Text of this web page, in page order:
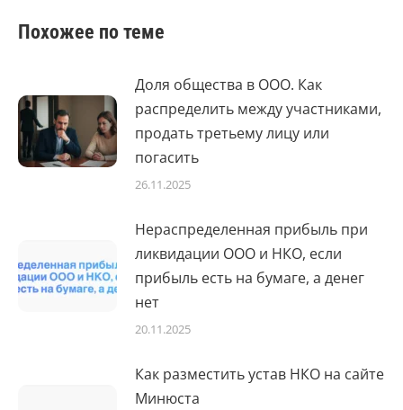
Похожее по теме
Доля общества в ООО. Как
распределить между участниками,
продать третьему лицу или
погасить
26.11.2025
Нераспределенная прибыль при
ликвидации ООО и НКО, если
прибыль есть на бумаге, а денег
нет
20.11.2025
Как разместить устав НКО на сайте
Минюста